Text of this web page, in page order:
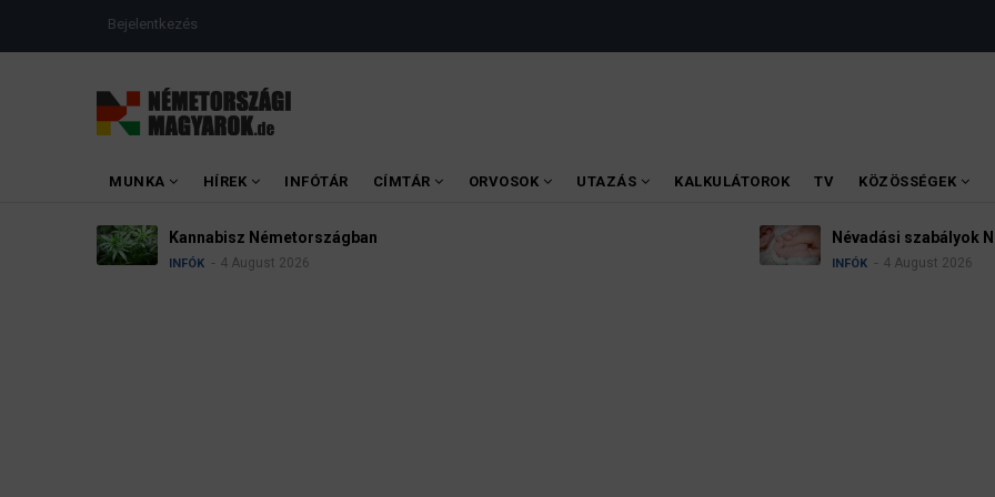
USER
Bejelentkezés
MENU
MUNKA HÍREK INFÓTÁR CÍMTÁR ORVOSOK UTAZÁS KALKULÁTOROK TV KÖZÖSSÉGEK
Németországban Névadási szabályok Németországban